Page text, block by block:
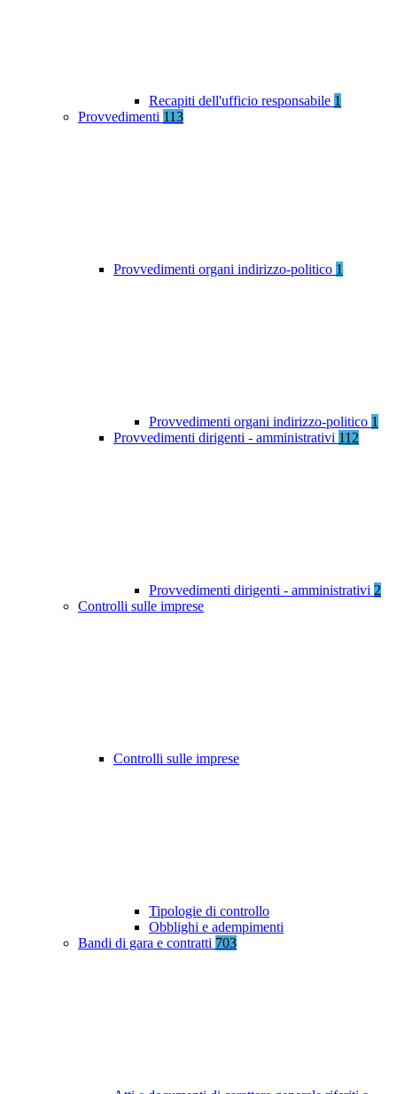
Recapiti dell'ufficio responsabile 1
Provvedimenti 113
Provvedimenti organi indirizzo-politico 1
Provvedimenti organi indirizzo-politico 1
Provvedimenti dirigenti - amministrativi 112
Provvedimenti dirigenti - amministrativi 2
Controlli sulle imprese
Controlli sulle imprese
Tipologie di controllo
Obblighi e adempimenti
Bandi di gara e contratti 703